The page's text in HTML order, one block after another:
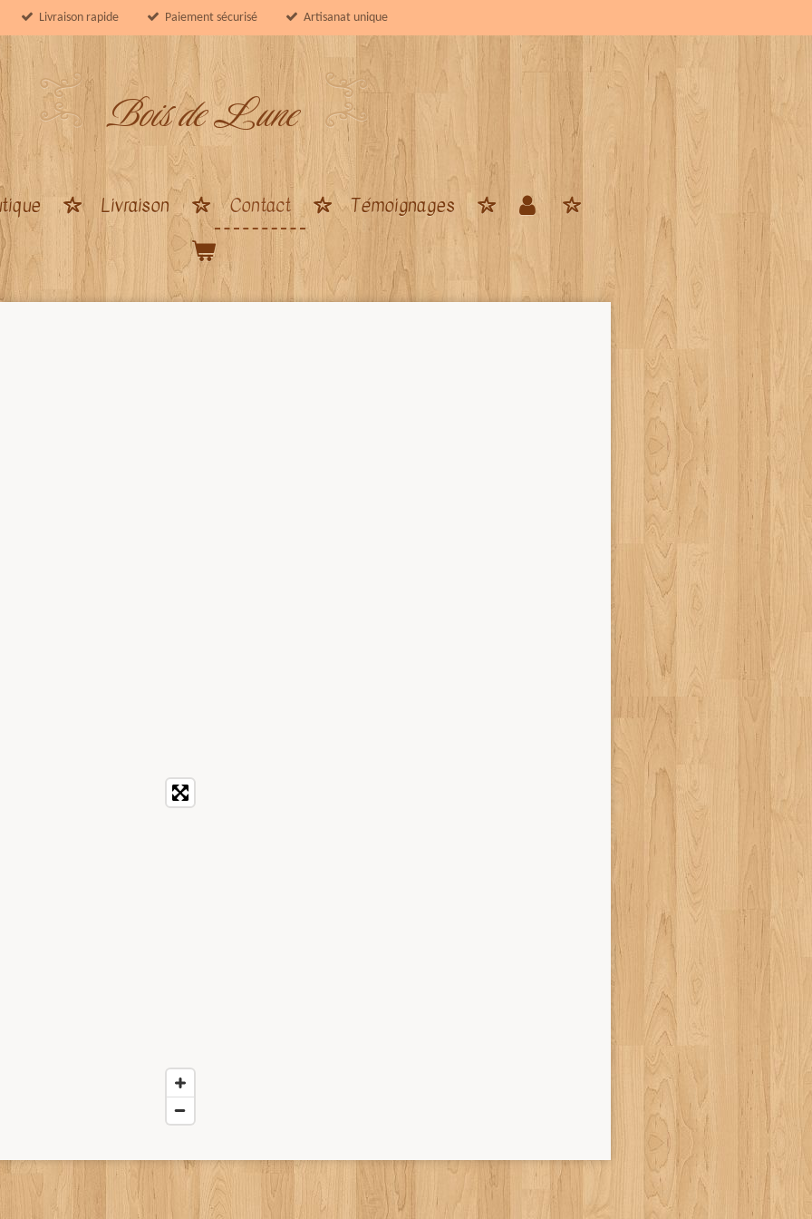
Livraison rapide Paiement sécurisé Artisanat unique
Bois de Lune
Livraison Contact Témoignages